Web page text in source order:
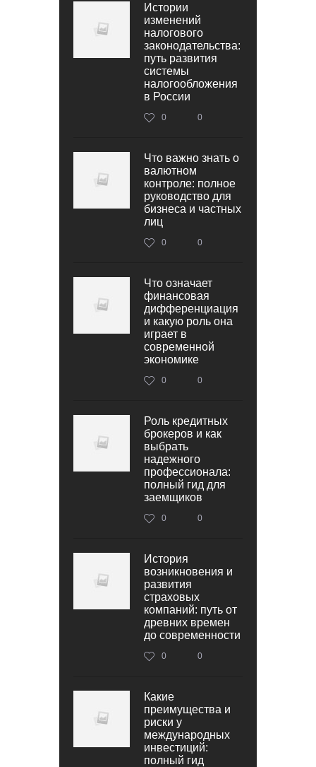
Истории
изменений
налогового
законодательства:
путь развития
системы
налогообложения
в России
0 0
Что важно знать о
валютном
контроле: полное
руководство для
бизнеса и частных
лиц
0 0
Что означает
финансовая
дифференциация
и какую роль она
играет в
современной
экономике
0 0
Роль кредитных
брокеров и как
выбрать
надежного
профессионала:
полный гид для
заемщиков
0 0
История
возникновения и
развития
страховых
компаний: путь от
древних времен
до современности
0 0
Какие
преимущества и
риски у
международных
инвестиций:
полный гид